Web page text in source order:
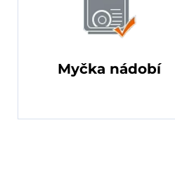
Myčka nádobí